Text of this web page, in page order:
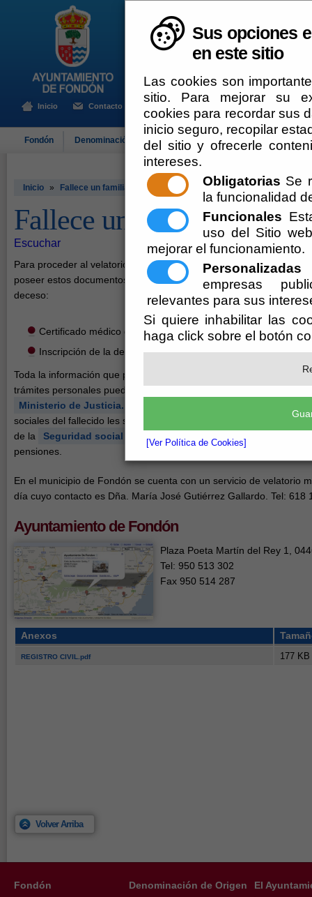
Sus opciones
en este sitio
Las cookies son
sitio. Para mejorar su
cookies para recordar sus
inicio seguro, recopilar
del sitio y ofrecerle
intereses.
Obligatorias Se
la funcionalidad
Funcionales
uso del Sitio
mejorar el funcionamiento.
Personalizadas
empresas
relevantes para sus
Si quiere inhabilitar las
haga click sobre el botón
[Ver Política de Cookies]
Inicio Contacto
Fondón Denominación de Origen El Ayuntamiento Turismo
Inicio » Fallece un familiar
Fallece un familiar
Escuchar
Para proceder al velatorio y entierro de un finado se han de
poseer estos documentos durante las 24 horas siguientes al
deceso:
Certificado médico de defunción.
Inscripción de la defunción en el Registro Civil.
Toda la información que pueda necesitar para solucionar los
trámites personales puede obtenerla en la web del
Ministerio de Justicia.
sociales del fallecido les serán facilitados a través de la web
de la
Seguridad social
pensiones.
En el municipio de Fondón se cuenta con un servicio de velatorio
día cuyo contacto es Dña. María José Gutiérrez Gallardo. Tel: 618
Ayuntamiento de Fondón
Plaza Poeta Martín del Rey 1,
Tel: 950 513 302
Fax 950 514 287
Anexos
REGISTRO CIVIL.pdf 177 KB
Volver Arriba
Fondón Denominación de Origen El